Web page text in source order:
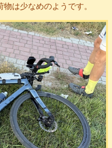
は少なめのようです。